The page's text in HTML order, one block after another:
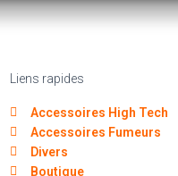
Liens rapides
Accessoires High Tech
Accessoires Fumeurs
Divers
Boutique